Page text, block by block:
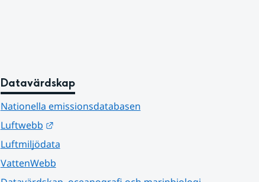
Datavärdskap
Nationella emissionsdatabasen
Luftwebb
Länk till annan webbplats.
Luftmiljödata
VattenWebb